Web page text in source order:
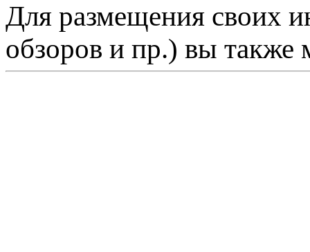
Для размещения своих
обзоров и пр.) вы также